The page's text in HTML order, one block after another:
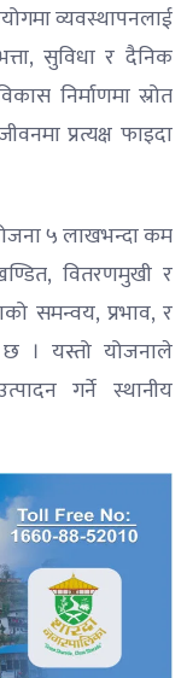
व्यवस्थापनलाई
सुविधा र दैनिक
निर्माणमा स्रोत
प्रत्यक्ष फाइदा
५ लाखभन्दा कम
वितरणमुखी र
समन्वय, प्रभाव, र
छ । यस्तो योजनाले
गर्ने स्थानीय